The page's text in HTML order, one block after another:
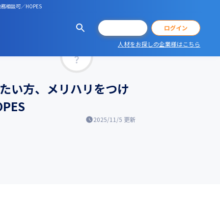
相談可／HOPES
ログイン
人材をお探しの企業様はこちら
い方、メリハリをつけ
2025/11/5 更新